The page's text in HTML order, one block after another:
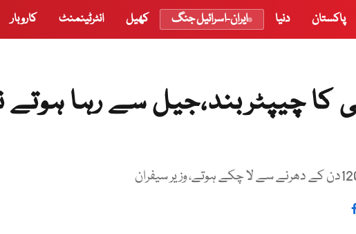
پاکستان دنیا ایران-اسرائیل جنگ کھیل انٹرٹینمنٹ کاروبار
کا چیپٹربند،جیل سے رہا ہوتے